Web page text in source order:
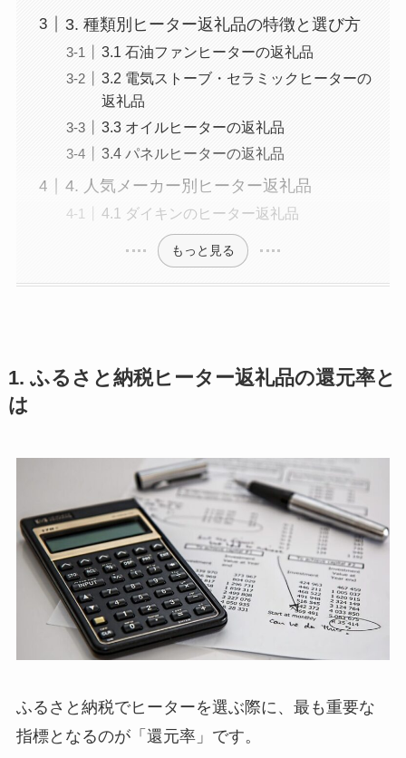
3. 種類別ヒーター返礼品の特徴と選び方
3.1 石油ファンヒーターの返礼品
3.2 電気ストーブ・セラミックヒーターの
返礼品
3.3 オイルヒーターの返礼品
3.4 パネルヒーターの返礼品
4. 人気メーカー別ヒーター返礼品
4.1 ダイキンのヒーター返礼品
もっと見る
1. ふるさと納税ヒーター返礼品の還元率と
は
ふるさと納税でヒーターを選ぶ際に、最も重要な
指標となるのが「還元率」です。